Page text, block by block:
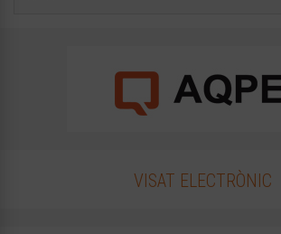
VISAT ELECTRÒNIC